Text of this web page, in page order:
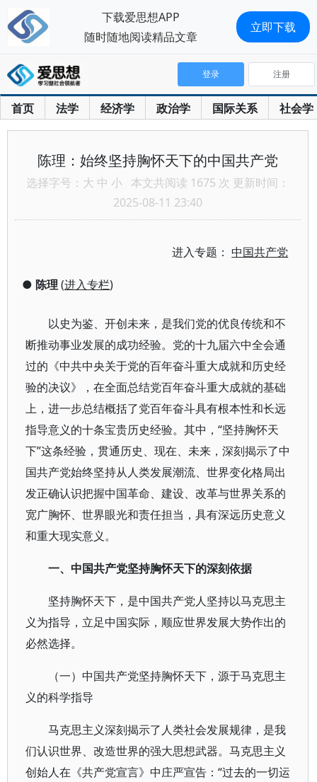
首页 法学 经济学 政治学 国际关系 社会学
登录 注册
陈理：始终坚持胸怀天下的中国共产党
选择字号： 大 中 小 本文共阅读 1675 次 更新时间：
2025-08-11 23:40
进入专题：中国共产党
● 陈理 (进入专栏)
以史为鉴、开创未来，是我们党的优良传统和不
断推动事业发展的成功经验。党的十九届六中全会通
过的《中共中央关于党的百年奋斗重大成就和历史经
验的决议》，在全面总结党百年奋斗重大成就的基础
上，进一步总结概括了党百年奋斗具有根本性和长远
指导意义的十条宝贵历史经验。其中，“坚持胸怀天
下”这条经验，贯通历史、现在、未来，深刻揭示了中
国共产党始终坚持从人类发展潮流、世界变化格局出
发正确认识把握中国革命、建设、改革与世界关系的
宽广胸怀、世界眼光和责任担当，具有深远历史意义
和重大现实意义。
一、中国共产党坚持胸怀天下的深刻依据
坚持胸怀天下，是中国共产党人坚持以马克思主
义为指导，立足中国实际，顺应世界发展大势作出的
必然选择。
（一）中国共产党坚持胸怀天下，源于马克思主
义的科学指导
马克思主义深刻揭示了人类社会发展规律，是我
们认识世界、改造世界的强大思想武器。马克思主义
创始人在《共产党宣言》中庄严宣告：“过去的一切运
下载爱思想APP
随时随地阅读精品文章
立即下载